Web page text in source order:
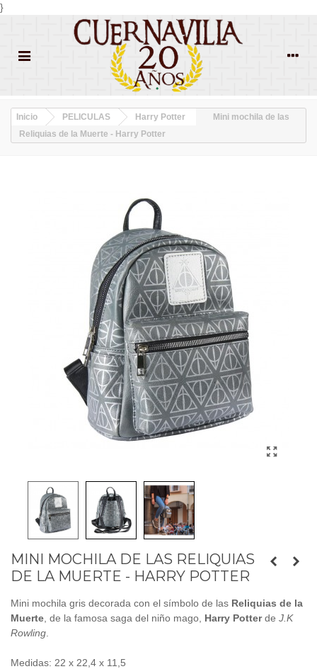
}
Inicio PELICULAS Harry Potter
Mini mochila de las
Reliquias de la Muerte - Harry Potter
MINI MOCHILA DE LAS RELIQUIAS
DE LA MUERTE - HARRY POTTER
Mini mochila gris decorada con el símbolo de las Reliquias de la
Muerte , de la famosa saga del niño mago, Harry Potterde J.K
Rowling
Medidas: 22 x 22,4 x 11,5